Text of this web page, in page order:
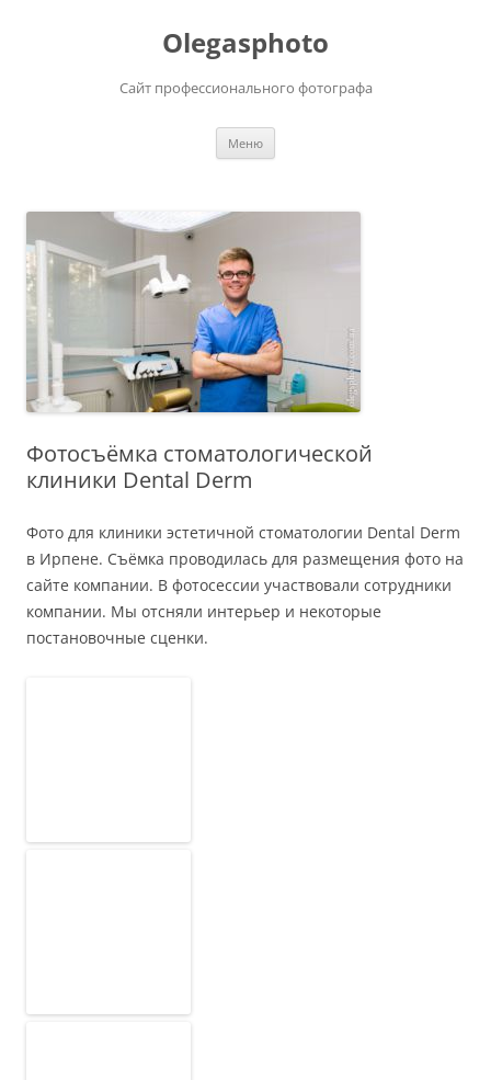
Olegasphoto
Сайт профессионального фотографа
Меню
Фотосъёмка стоматологической
клиники Dental Derm
Фото для клиники эстетичной стоматологии Dental Derm
в Ирпене. Съёмка проводилась для размещения фото на
сайте компании. В фотосессии участвовали сотрудники
компании. Мы отсняли интерьер и некоторые
постановочные сценки.